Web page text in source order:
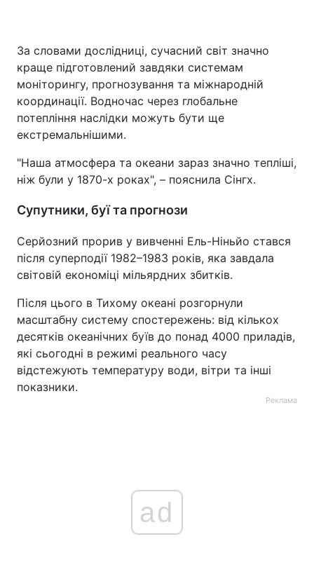
За словами дослідниці, сучасний світ значно
краще підготовлений завдяки системам
моніторингу, прогнозування та міжнародній
координації. Водночас через глобальне
потепління наслідки можуть бути ще
екстремальнішими.
"Наша атмосфера та океани зараз значно тепліші,
ніж були у 1870-х роках", – пояснила Сінгх.
Супутники, буї та прогнози
Серйозний прорив у вивченні Ель-Ніньйо стався
після суперподії 1982–1983 років, яка завдала
світовій економіці мільярдних збитків.
Після цього в Тихому океані розгорнули
масштабну систему спостережень: від кількох
десятків океанічних буїв до понад 4000 приладів,
які сьогодні в режимі реального часу
відстежують температуру води, вітри та інші
показники.
Реклама
ad